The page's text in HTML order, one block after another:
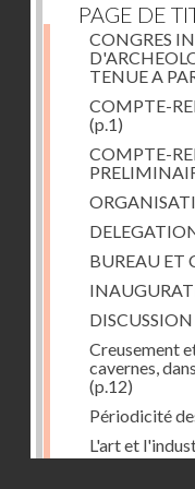
PAGE DE
CONGRES
TENUE A
COMPTE-
(p.1)
COMPTE-
BUREAU ET
Creusement
cavernes,
(p.12)
Périodicité
L'art et
des